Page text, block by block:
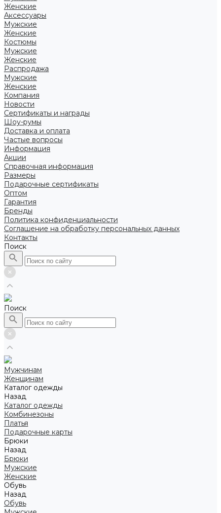
Женские
Аксессуары
Мужские
Женские
Костюмы
Мужские
Женские
Распродажа
Мужские
Женские
Компания
Новости
Сертификаты и награды
Шоу-румы
Доставка и оплата
Частые вопросы
Информация
Акции
Справочная информация
Размеры
Подарочные сертификаты
Оптом
Гарантия
Бренды
Политика конфиденциальности
Соглашение на обработку персональных данных
Контакты
Поиск
Поиск
Мужчинам
Женщинам
Каталог одежды
Назад
Каталог одежды
Комбинезоны
Платья
Подарочные карты
Брюки
Назад
Брюки
Мужские
Женские
Обувь
Назад
Обувь